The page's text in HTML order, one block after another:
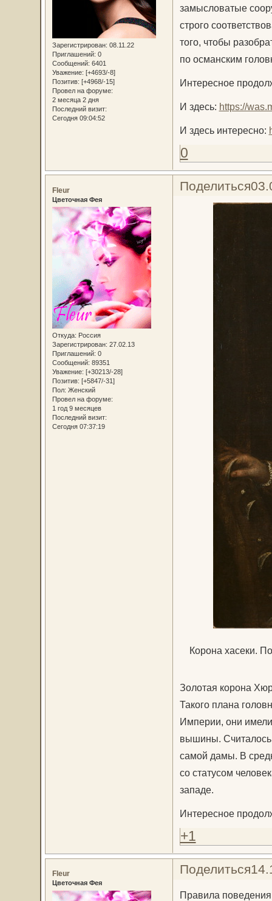
Зарегистрирован: 08.11.22
Приглашений: 0
Сообщений: 6401
Уважение: [+4693/-8]
Позитив: [+4968/-15]
Провел на форуме:
2 месяца 2 дня
Последний визит:
Сегодня 09:04:52
замысловатые
строго
того, чтобы
по османским
Интересное
И здесь: https://
И здесь интересно:
0
Поделиться
Fleur
Цветочная Фея
Откуда: Россия
Зарегистрирован: 27.02.13
Приглашений: 0
Сообщений: 89351
Уважение: [+30213/-28]
Позитив: [+5847/-31]
Пол: Женский
Провел на форуме:
1 год 9 месяцев
Последний визит:
Сегодня 07:37:19
Корона хасеки.
Золотая корона
Такого плана
Империи, они
вышины.
самой дамы. В
со статусом
западе.
Интересное
+1
Поделиться
Fleur
Цветочная Фея
Правила поведения